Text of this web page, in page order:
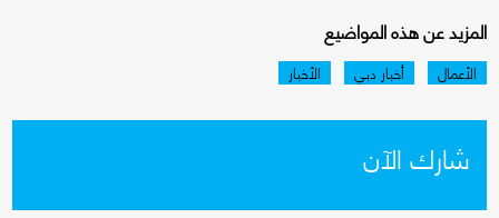
المزيد عن هذه المواضيع
الأعمال أخبار دبي الأخبار
شارك الآن